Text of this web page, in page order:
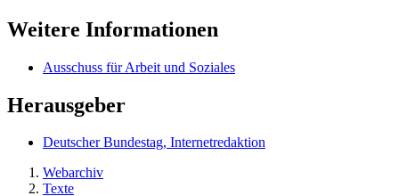
Weitere Informationen
Ausschuss für Arbeit und Soziales
Herausgeber
Deutscher Bundestag, Internetredaktion
Webarchiv
Texte